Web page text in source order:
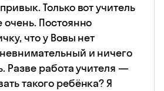
Только вот учитель
очень. Постоянно
что у Вовы нет
и ничего
Разве работа учителя —
такого ребёнка? Я